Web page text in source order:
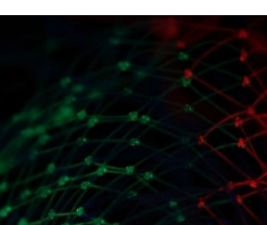
Interviews
Rankings
Videos